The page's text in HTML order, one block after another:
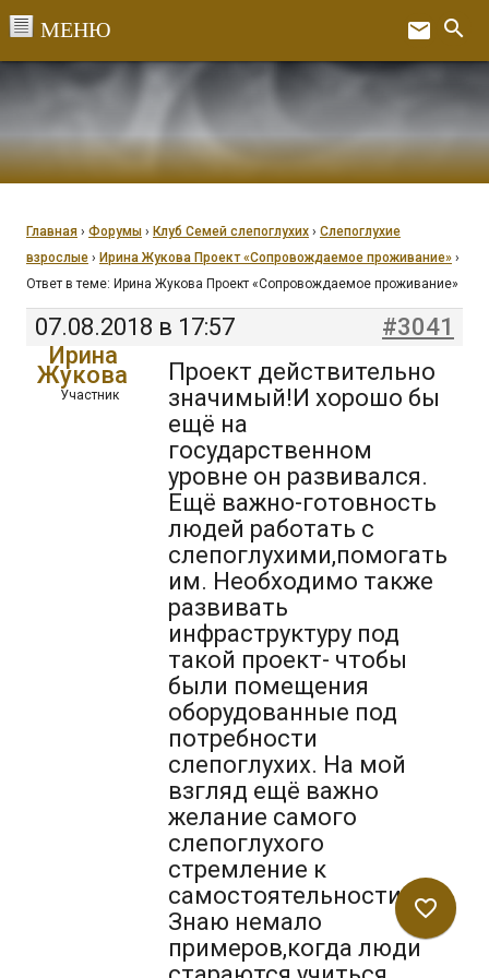
email search
Главная › Форумы › Клуб Семей слепоглухих › Слепоглухие
взрослые › Ирина Жукова Проект «Сопровождаемое проживание» ›
Ответ в теме: Ирина Жукова Проект «Сопровождаемое проживание»
07.08.2018 в 17:57
#3041
Ирина
Жукова
Участник
Проект действительно
значимый!И хорошо бы
ещё на
государственном
уровне он развивался.
Ещё важно-готовность
людей работать с
слепоглухими,помогать
им. Необходимо также
развивать
инфраструктуру под
такой проект- чтобы
были помещения
оборудованные под
потребности
слепоглухих. На мой
взгляд ещё важно
желание самого
слепоглухого
стремление к
самостоятельности.
Знаю немало
примеров,когда люди
favorite_border